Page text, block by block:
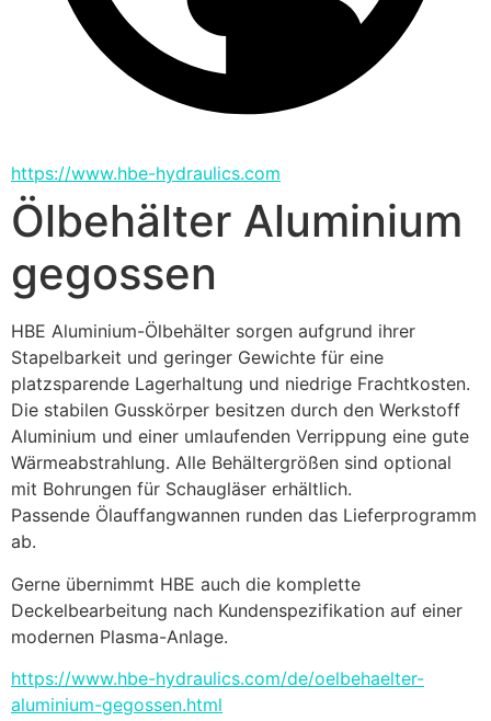
https://www.hbe-hydraulics.com
Ölbehälter Aluminium
gegossen
HBE Aluminium-Ölbehälter sorgen aufgrund ihrer
Stapelbarkeit und geringer Gewichte für eine
platzsparende Lagerhaltung und niedrige Frachtkosten.
Die stabilen Gusskörper besitzen durch den Werkstoff
Aluminium und einer umlaufenden Verrippung eine gute
Wärmeabstrahlung. Alle Behältergrößen sind optional
mit Bohrungen für Schaugläser erhältlich.
Passende Ölauffangwannen runden das Lieferprogramm
ab.
Gerne übernimmt HBE auch die komplette
Deckelbearbeitung nach Kundenspezifikation auf einer
modernen Plasma-Anlage.
https://www.hbe-hydraulics.com/de/oelbehaelter-
aluminium-gegossen.html